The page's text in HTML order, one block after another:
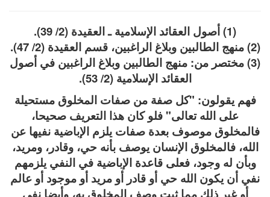
(1) أصول العقائد الإسلامية ـ العقيدة (2/ 39).
(2) منهج الطالبين وبلاغ الراغبين، قسم العقيدة (2/ 47).
(3) مختصر من: منهج الطالبين وبلاغ الراغبين في أصول
العقائد الإسلامية (2/ 53).
فهم يقولون: "كل صفة من صفات المخلوق مستحيلة
على الله تعالى" فلو كان هذا التعريف صحيحا،
فالمخلوق موصوف بعدة صفات يلزم الإباضية نفيها عن
الله، فالمخلوق الإنسان يوصف بأنه حي، وقادر، ومريد،
وبأن له وجود، فعلى قاعدة الإباضية في النفي يلزمهم
نفي أن يكون الله حي أو قادر أو مريد أو موجود أو عالم